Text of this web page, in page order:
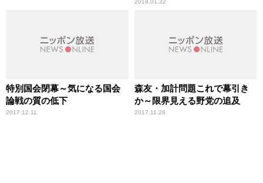
2018.01.22
特別国会閉幕～気になる国会
論戦の質の低下
2017.12.11
森友・加計問題これで幕引き
か～限界見える野党の追及
2017.11.28